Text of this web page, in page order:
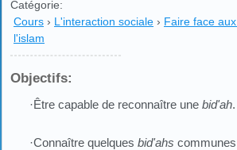
Catégorie:
Cours › L'interaction sociale › Faire face
l'islam
Objectifs:
·Être capable de reconnaître une bid'ah.
·Connaître quelques bid'ahs